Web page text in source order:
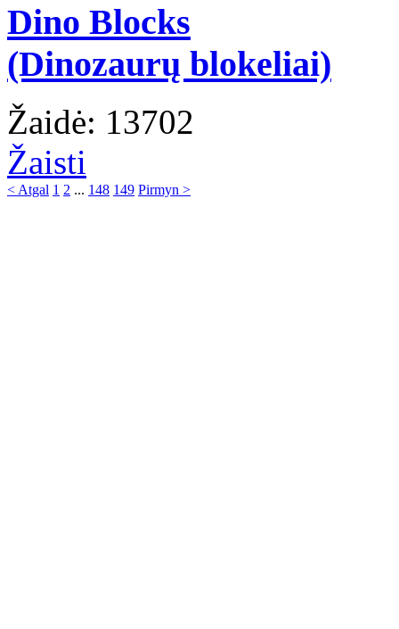
Dino Blocks
(Dinozaurų blokeliai)
Žaidė: 13702
Žaisti
< Atgal 1 2 ... 148 149 Pirmyn >